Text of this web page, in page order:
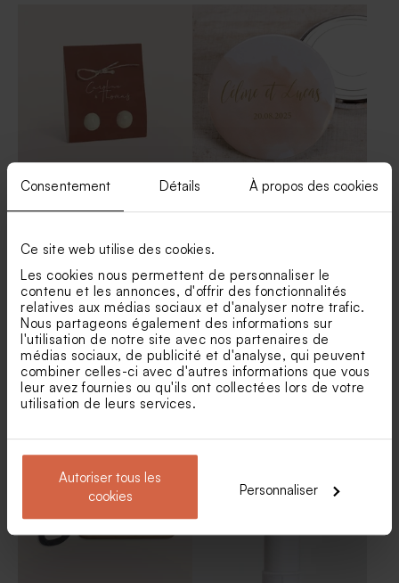
Consentement Détails À propos des cookies
Ce site web utilise des cookies.
Les cookies nous permettent de personnaliser le
contenu et les annonces, d'offrir des fonctionnalités
relatives aux médias sociaux et d'analyser notre trafic.
Nous partageons également des informations sur
l'utilisation de notre site avec nos partenaires de
médias sociaux, de publicité et d'analyse, qui peuvent
combiner celles-ci avec d'autres informations que vous
leur avez fournies ou qu'ils ont collectées lors de votre
utilisation de leurs services.
Autoriser tous les
cookies
Personnaliser
Faire part mariage pochette
Amour pour toujours (et
fleurs séchées*)
Faire part mariage
terracotta double portrait
Bombes à graines mariage et
son étui terracotta
Magnet mariage aquarelle
Jeu de dominos en bois
Miroir de poche mariage